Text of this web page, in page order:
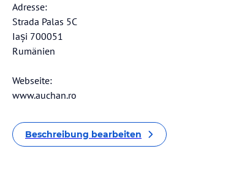
Adresse:
Strada Palas 5C
Iași 700051
Rumänien
Webseite:
www.auchan.ro
Beschreibung bearbeiten